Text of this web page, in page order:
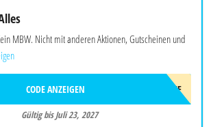
MBW. Nicht mit anderen Aktionen, Gutscheinen und
AFF5OFF
CODE ANZEIGEN
Gültig bis Juli 23, 2027